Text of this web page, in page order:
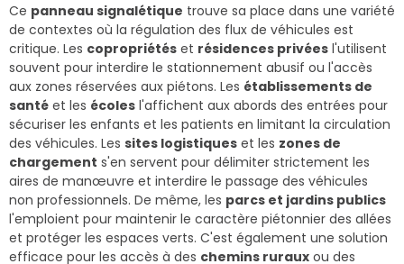
Ce panneau signalétique trouve sa place dans une variété
de contextes où la régulation des flux de véhicules est
critique. Les copropriétés et résidences privées l'utilisent
souvent pour interdire le stationnement abusif ou l'accès
aux zones réservées aux piétons. Les établissements de
santé et les écoles l'affichent aux abords des entrées pour
sécuriser les enfants et les patients en limitant la circulation
des véhicules. Les sites logistiques et les zones de
chargement s'en servent pour délimiter strictement les
aires de manœuvre et interdire le passage des véhicules
non professionnels. De même, les parcs et jardins publics
l'emploient pour maintenir le caractère piétonnier des allées
et protéger les espaces verts. C'est également une solution
efficace pour les accès à des chemins ruraux ou des